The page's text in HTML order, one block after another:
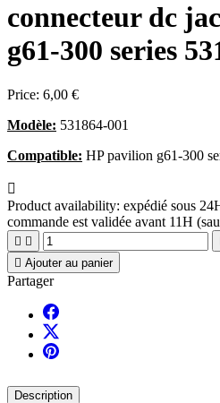
connecteur dc
g61-300 series
Price: 6,00 €
Modèle: 531864-001
Compatible: HP pavilion g61-300

Product availability: expédié sous
commande est validée avant 11H
 
 Ajouter au panier
Partager
Description